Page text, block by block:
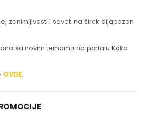
zanimljivosti i saveti na širok dijapazon
sa novim temama na portalu Kako
OVDE.